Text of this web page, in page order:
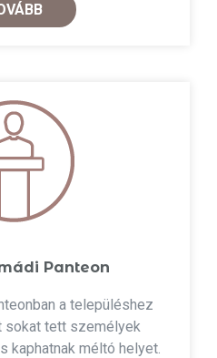
Panteon
a településhez
sokat tett személyek
kaphatnak méltó helyet.